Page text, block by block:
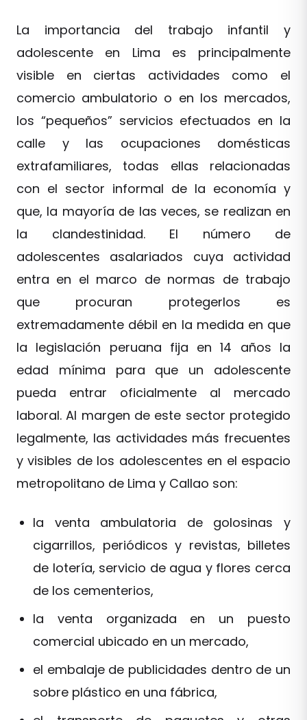
La importancia del trabajo infantil y
adolescente en Lima es principalmente
visible en ciertas actividades como el
comercio ambulatorio o en los mercados,
los “pequeños” servicios efectuados en la
calle y las ocupaciones domésticas
extrafamiliares, todas ellas relacionadas
con el sector informal de la economía y
que, la mayoría de las veces, se realizan en
la clandestinidad. El número de
adolescentes asalariados cuya actividad
entra en el marco de normas de trabajo
que procuran protegerlos es
extremadamente débil en la medida en que
la legislación peruana fija en 14 años la
edad mínima para que un adolescente
pueda entrar oficialmente al mercado
laboral. Al margen de este sector protegido
legalmente, las actividades más frecuentes
y visibles de los adolescentes en el espacio
metropolitano de Lima y Callao son:
la venta ambulatoria de golosinas y
cigarrillos, periódicos y revistas, billetes
de lotería, servicio de agua y flores cerca
de los cementerios,
la venta organizada en un puesto
comercial ubicado en un mercado,
el embalaje de publicidades dentro de un
sobre plástico en una fábrica,